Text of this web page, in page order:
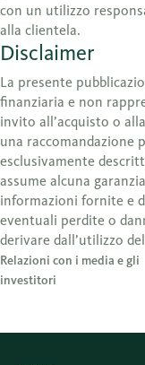
con un utilizzo
alla clientela.
Disclaimer
La presente
finanziaria e non
invito all’acquisto o
una raccomandazione
esclusivamente
assume alcuna
informazioni fornite e
eventuali perdite o
derivare dall’utilizzo
Relazioni con i media e gli
investitori